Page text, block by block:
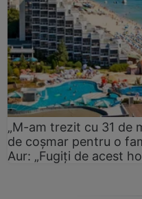
„M-am trezit cu 31 de
de coșmar pentru o
Aur: „Fugiți de acest